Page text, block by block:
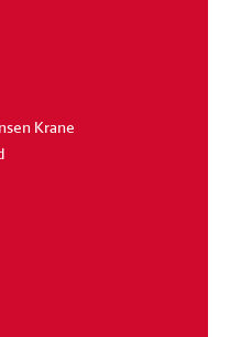
Krane